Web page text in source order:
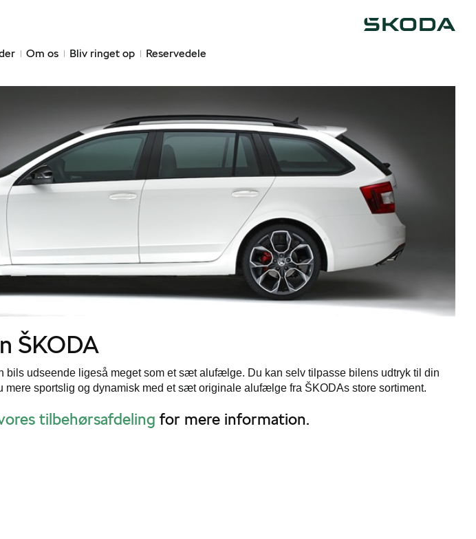
Om os Bliv ringet op Reservedele
ŠKODA
bils udseende ligeså meget som et sæt alufælge. Du kan selv tilpasse bilens udtryk til din
mere sportslig og dynamisk med et sæt originale alufælge fra ŠKODAs store sortiment.
tilbehørsafdeling for mere information.